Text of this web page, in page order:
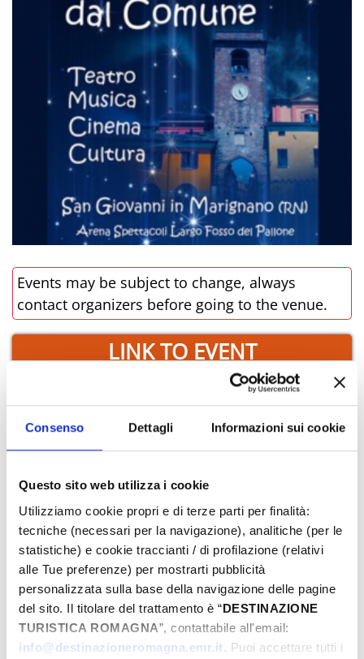
Consenso Dettagli Informazioni sui cookie
Questo sito web utilizza i cookie
Utilizziamo cookie propri e di terze parti per finalità:
tecniche (necessari per la navigazione), analitiche (per le
statistiche) e cookie traccianti / di profilazione (relativi
alle Tue preferenze) per mostrarti pubblicità
personalizzata sulla base della navigazione delle pagine
del sito. Il titolare del trattamento è “DESTINAZIONE
TURISTICA ROMAGNA”, contattabile all'email:
info@destinazioneromagna.emr.it. Puoi accettare tutti i
Events may be subject to change, always
contact organizers before going to the venue.
LINK TO EVENT
BOOK NOW
­WHERE